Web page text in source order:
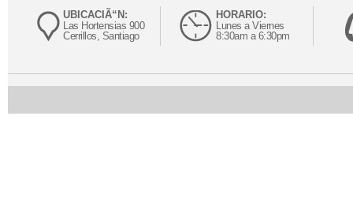
UBICACIÃ“N:
Las Hortensias 900
Cerrillos, Santiago
HORARIO:
Lunes a Viernes
8:30am a 6:30pm